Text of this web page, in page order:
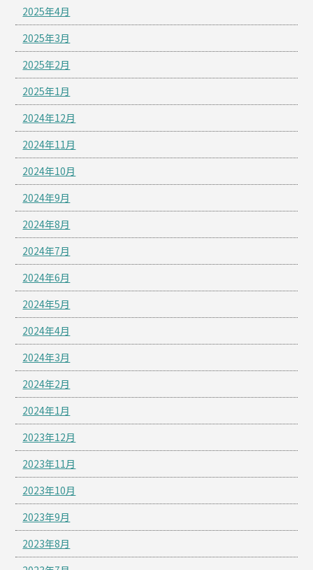
2025年4月
2025年3月
2025年2月
2025年1月
2024年12月
2024年11月
2024年10月
2024年9月
2024年8月
2024年7月
2024年6月
2024年5月
2024年4月
2024年3月
2024年2月
2024年1月
2023年12月
2023年11月
2023年10月
2023年9月
2023年8月